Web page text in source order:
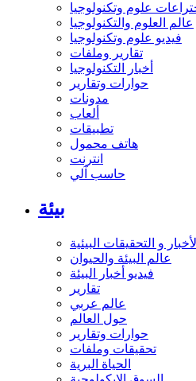
علوم وتكنولوجيا
عالم العلوم والتكنولوجيا
فيديو علوم وتكنولوجيا
تقارير وملفات
أخبار التكنولوجيا
حوارات وتقارير
مدونات
ألعاب
تطبيقات
هاتف محمول
انترنت
حاسب آلي
بيئة
و التحقيقات البيئية
عالم البيئة والحيوان
فيديو أخبار البيئة
تقارير
عالم عربي
حول العالم
حوارات وتقارير
تحقيقات وملفات
الحياة البرية